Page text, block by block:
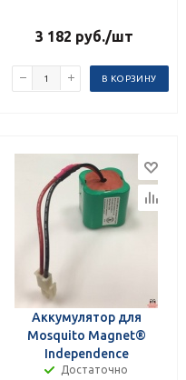
3 182 руб./шт
В КОРЗИНУ
Аккумулятор для
Mosquito Magnet®
Independence
Достаточно